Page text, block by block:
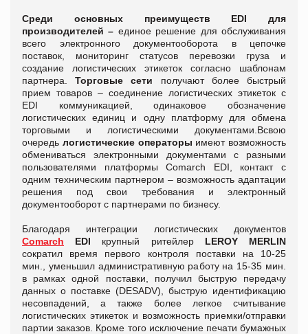
Среди основных преимуществ EDI для
производителей – единое решение для обслуживания
всего электронного документооборота в цепочке
поставок, мониторинг статусов перевозки груза и
создание логистических этикеток согласно шаблонам
партнера.Торговыесети получают более быстрый
прием товаров – соединение логистических этикеток с
EDI коммуникацией, одинаковое обозначение
логистических единиц и одну платформу для обмена
торговыми и логистическими документами.Всвою
очередь логистические операторы имеют возможность
обмениваться электронными документами с разными
пользователями платформы Comarch EDI, контакт с
одним техническим партнером – возможность адаптации
решения под свои требования и электронный
документооборот с партнерами по бизнесу.
Благодаря интеграции логистических документов
Comarch EDI крупный ритейлер LEROY MERLIN
сократил время первого контроля поставки на 10-25
мин., уменьшил административную работу на 15-35 мин.
в рамках одной поставки, получил быструю передачу
данных о поставке (DESADV), быструю идентификацию
несовпадений, а также более легкое считывание
логистических этикеток и возможность приемки/отправки
партии заказов. Кроме того исключение печати бумажных